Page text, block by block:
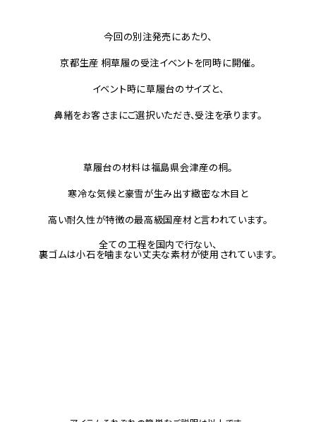
今回の別注発売にあたり、
京都生産 桐草履の受注イベントを同時に開催。
イベント時に草履台のサイズと、
鼻緒をお客さまにご選択いただき、受注を承ります。
草履台の材料は福島県会津産の桐。
寒冷な気候と豪雪が生み出す緻密な木目と
高い耐久性が特徴の最高級国産材と言われています。
全ての工程を国内で行ない、
裏ゴムは小石を噛まない丈夫な素材が使用されています。